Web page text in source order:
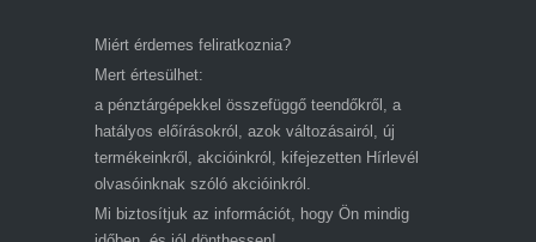
Miért érdemes feliratkoznia?
Mert értesülhet:
a pénztárgépekkel összefüggő teendőkről, a
hatályos előírásokról, azok változásairól, új
termékeinkről, akcióinkról, kifejezetten Hírlevél
olvasóinknak szóló akcióinkról.
Mi biztosítjuk az információt, hogy Ön mindig